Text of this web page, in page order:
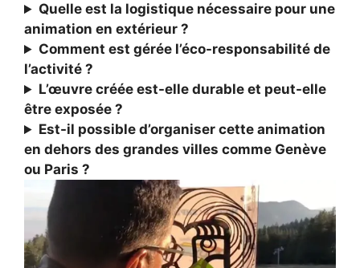
Quelle est la logistique nécessaire pour une
animation en extérieur ?
Comment est gérée l’éco-responsabilité de
l’activité ?
L’œuvre créée est-elle durable et peut-elle
être exposée ?
Est-il possible d’organiser cette animation
en dehors des grandes villes comme Genève
ou Paris ?